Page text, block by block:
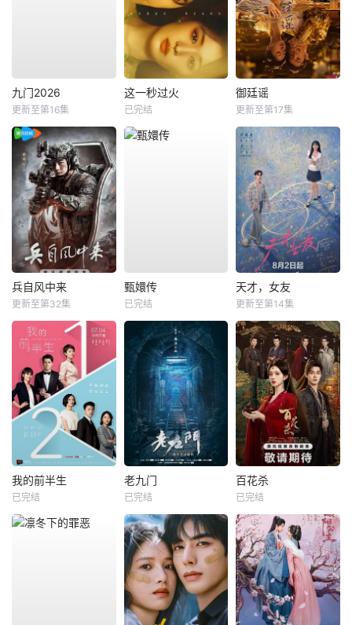
九门2026
更新至第16集
这一秒过火
已完结
御廷谣
更新至第17集
兵自风中来
更新至第32集
甄嬛传
已完结
天才，女友
更新至第14集
我的前半生
已完结
老九门
已完结
百花杀
已完结